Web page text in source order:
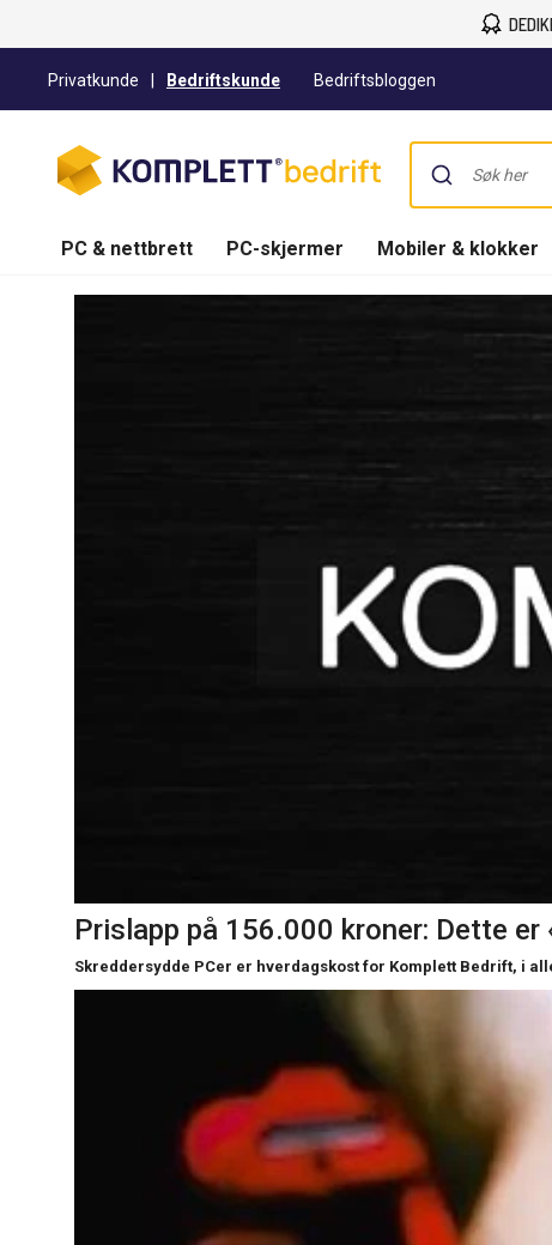
Privatkunde Bedriftskunde Bedriftsbloggen
PC & nettbrett PC-skjermer Mobiler & klokker
Prislapp på 156.000 kroner: Dette er
Skreddersydde PCer er hverdagskost for Komplett Bedrift, i